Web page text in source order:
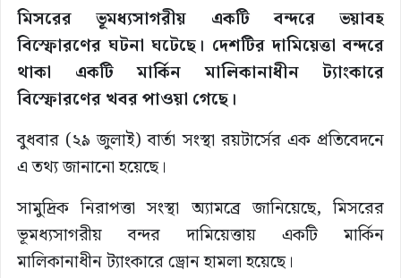
মিসরের ভূমধ্যসাগরীয় একটি বন্দরে ভয়াবহ
বিস্ফোরণের ঘটনা ঘটেছে। দেশটির দামিয়েত্তা বন্দরে
থাকা একটি মার্কিন মালিকানাধীন ট্যাংকারে
বিস্ফোরণের খবর পাওয়া গেছে।
বুধবার (২৯ জুলাই) বার্তা সংস্থা রয়টার্সের এক প্রতিবেদনে
এ তথ্য জানানো হয়েছে।
সামুদ্রিক নিরাপত্তা সংস্থা অ্যামব্রে জানিয়েছে, মিসরের
ভূমধ্যসাগরীয় বন্দর দামিয়েত্তায় একটি মার্কিন
মালিকানাধীন ট্যাংকারে ড্রোন হামলা হয়েছে।